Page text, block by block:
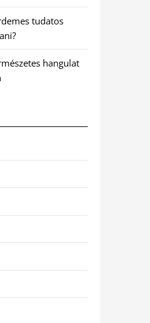
tudatos
hangulat